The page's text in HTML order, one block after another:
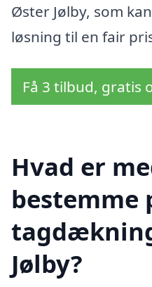
Øster Jølby, som
løsning til en fair
Få 3 tilbud, gratis
Hvad er
bestemme
Jølby?